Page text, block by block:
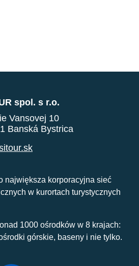
spol. s r.o.
Vansovej 10
Banská Bystrica
największa korporacyjna sieć
w kurortach turystycznych
1000 ośrodków w 8 krajach:
górskie, baseny i nie tylko.